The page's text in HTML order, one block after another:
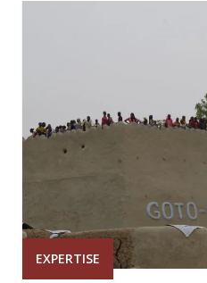
EXPERTISE